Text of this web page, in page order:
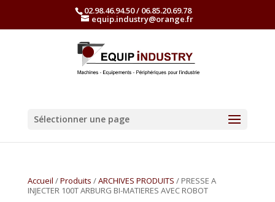
02.98.46.94.50 / 06.85.20.69.78
equip.industry@orange.fr
Sélectionner une page
Accueil /Produits /ARCHIVES PRODUITS / PRESSE A
INJECTER 100T ARBURG BI-MATIERES AVEC ROBOT